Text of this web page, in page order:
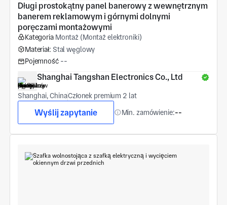
Długi prostokątny panel banerowy z wewnętrznym
banerem reklamowym i górnymi dolnymi
poręczami montażowymi
Kategoria Montaż (Montaż elektroniki)
Materiał: Stal węglowy
Pojemność --
Shanghai Tangshan Electronics Co., Ltd
Shanghai, ChinaCzłonek premium 2 lat
Wyślij zapytanie Min. zamówienie:--